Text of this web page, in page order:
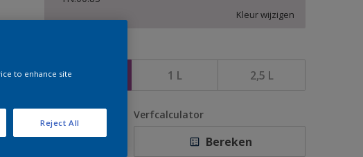
Kleur wijzigen
500 ML 1 L 2,5 L
Verfcalculator
Bereken
to enhance site
Reject All